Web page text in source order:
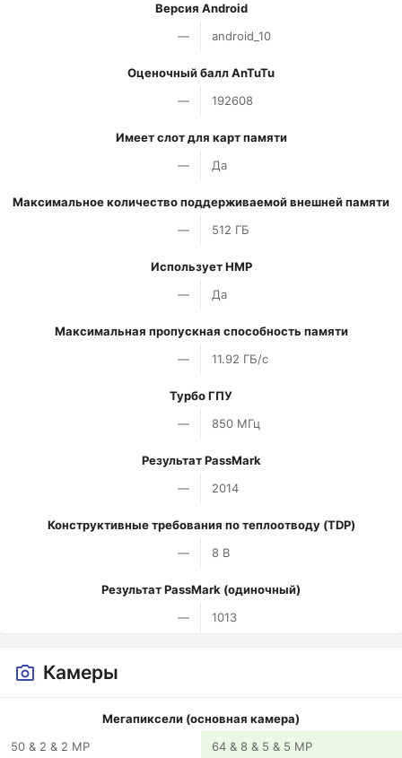
Версия Android
—
android_10
Оценочный балл AnTuTu
—
192608
Имеет слот для карт памяти
—
Да
Максимальное количество поддерживаемой внешней памяти
—
512 ГБ
Использует HMP
—
Да
Максимальная пропускная способность памяти
—
11.92 ГБ/с
Турбо ГПУ
—
850 МГц
Результат PassMark
—
2014
Конструктивные требования по теплоотводу (TDP)
—
8 В
Результат PassMark (одиночный)
—
1013
Камеры
Мегапиксели (основная камера)
50 & 2 & 2 MP
64 & 8 & 5 & 5 MP